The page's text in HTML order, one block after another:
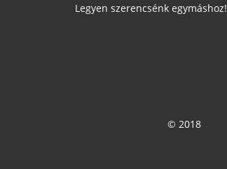
Legyen szerencsénk egymáshoz!
© 2018